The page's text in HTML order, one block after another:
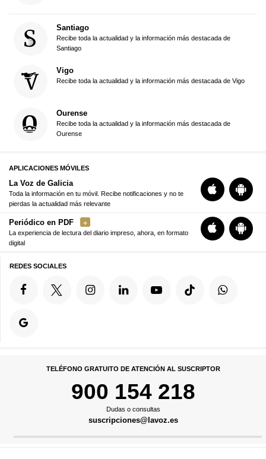
Santiago
Recibe toda la actualidad y la información más destacada de
Santiago
Vigo
Recibe toda la actualidad y la información más destacada de Vigo
Ourense
Recibe toda la actualidad y la información más destacada de
Ourense
APLICACIONES MÓVILES
La Voz de Galicia
Toda la información en tu móvil. Recibe notificaciones y no te
pierdas la actualidad más relevante
Periódico en PDF
La experiencia de lectura del diario impreso, ahora, en formato
digital
REDES SOCIALES
TELÉFONO GRATUITO DE ATENCIÓN AL SUSCRIPTOR
900 154 218
Dudas o consultas
suscripciones@lavoz.es